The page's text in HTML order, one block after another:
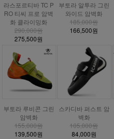
라스포르티바 TC P
RO 티씨 프로 암벽
화 클라이밍화
290,000원
275,500원
부토라 알투라 그린
와이드 암벽화
185,000원
166,500원
부토라 루비콘 그린
암벽화
155,000원
139,500원
스카디바 퍼스트 암
벽화
105,000원
84,000원